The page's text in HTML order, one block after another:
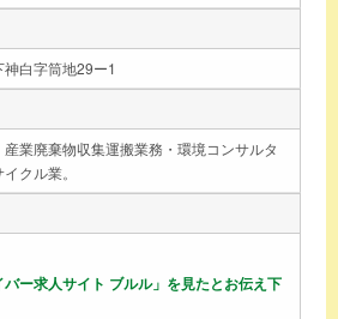
白字筒地29ー1
業廃棄物収集運搬業務・環境コンサルタ
クル業。
ー求人サイト ブルル」を見たとお伝え下